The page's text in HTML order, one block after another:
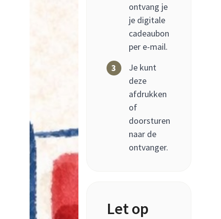
ontvang je
je digitale
cadeaubon
per e-mail.
3
Je kunt
deze
afdrukken
of
doorsturen
naar de
ontvanger.
Let op